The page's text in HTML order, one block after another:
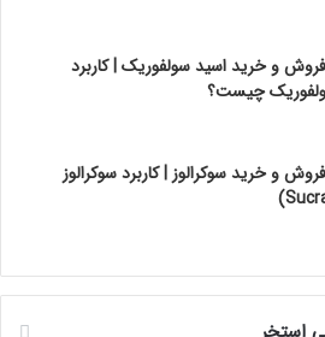
و خرید اسید سولفوریک | کاربرد
چیست؟
و خرید سوکرالوز | کاربرد سوکرالوز